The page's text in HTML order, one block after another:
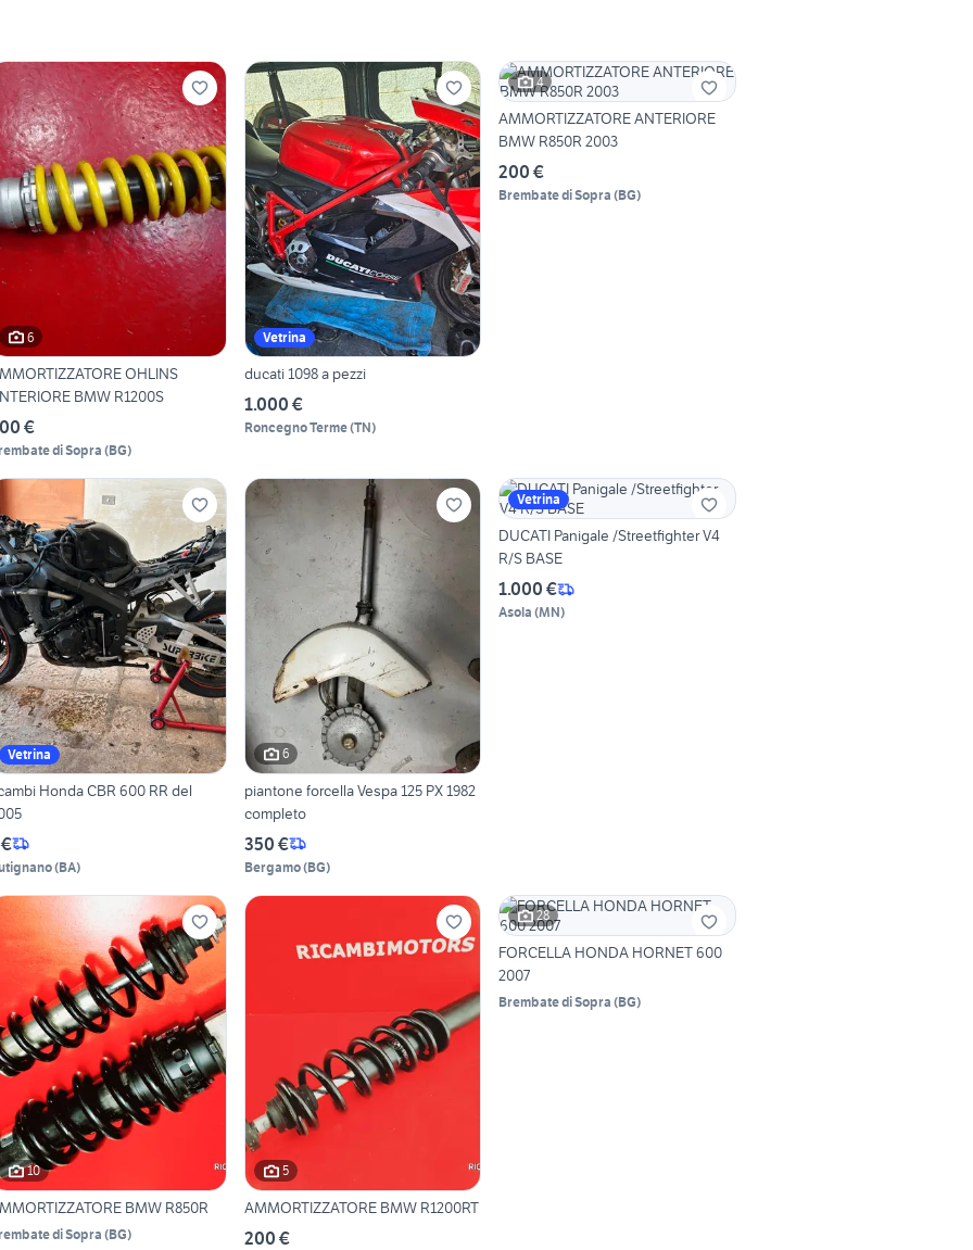
6
OHLINS
BMW R1200S
€
di Sopra (BG)
Vetrina
ducati 1098 a pezzi
1.000 €
Roncegno Terme(TN)
4
AMMORTIZZATORE ANTERIORE
BMW R850R 2003
200 €
Brembate di Sopra (BG)
Vetrina
Honda CBR 600 RR del
(BA)
6
piantone forcella Vespa 125 PX 1982
completo
350 €
Bergamo(BG)
Vetrina
DUCATI Panigale /Streetfighter V4
R/S BASE
1.000 €
Asola (MN)
10
BMW R850R
di Sopra (BG)
5
AMMORTIZZATORE BMW R1200RT
200 €
28
FORCELLA HONDA HORNET 600
2007
Brembate di Sopra (BG)